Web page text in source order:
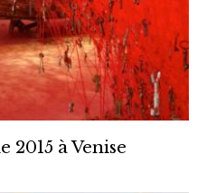
2015 à Venise